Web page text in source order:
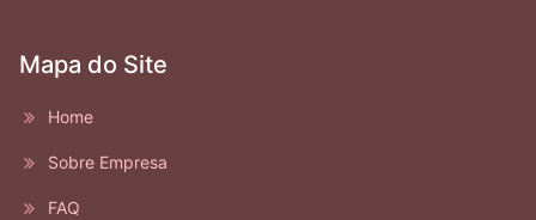
Mapa do Site
Home
Sobre Empresa
FAQ